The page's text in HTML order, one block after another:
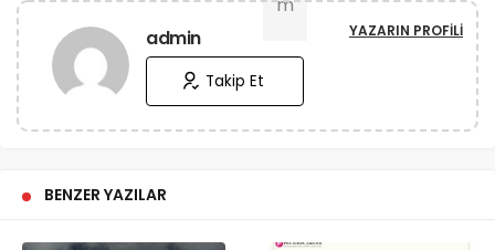
admin YAZARIN PROFILI
Takip Et
BENZER YAZILAR